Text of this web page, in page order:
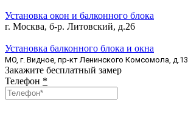
Установка окон и балконного блока
г. Москва, б-р. Литовский, д.26
Установка балконного блока и окна
МО, г. Видное, пр-кт Ленинского Комсомола, д.13
Закажите бесплатный замер
Телефон *